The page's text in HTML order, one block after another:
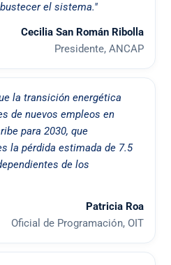
el sistema."
Cecilia San Román Ribolla
Presidente, ANCAP
la transición energética
de nuevos empleos en
para 2030, que
la pérdida estimada de 7.5
de los
Patricia Roa
Oficial de Programación, OIT